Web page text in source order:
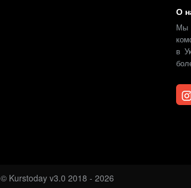
О
Мы
в
© Kurstoday v3.0 2018 - 2026